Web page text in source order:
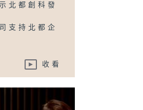
北都創科發
支持北都企
收看